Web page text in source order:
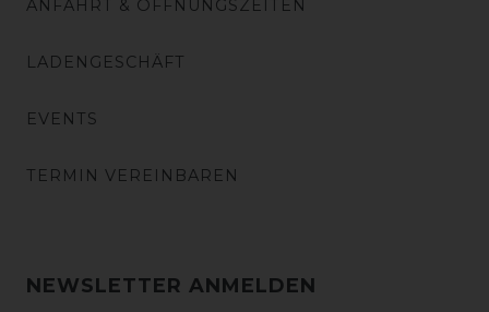
ANFAHRT & ÖFFNUNGSZEITEN
LADENGESCHÄFT
EVENTS
TERMIN VEREINBAREN
NEWSLETTER ANMELDEN